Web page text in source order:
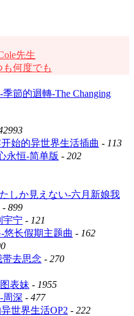
先生
何度でも
節的迴轉-The Changing
始的异世界生活插曲 - 113
永恒-简单版 - 202
しか見えない-六月新娘我
- 899
宇宁 - 121
悠长假期主题曲 - 162
去思念 - 270
表妹 - 1955
周深 - 477
世界生活OP2 - 222